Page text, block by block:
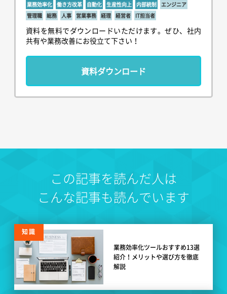
業務効率化 働き方改革 自動化 生産性向上 内部統制 エンジニア
管理職 総務 人事 営業事務 経理 経営者 IT担当者
資料を無料でダウンロードいただけます。ぜひ、社内
共有や業務改善にお役立て下さい！
資料ダウンロード
この記事を読んだ人は
こんな記事も読んでいます
知識
業務効率化ツールおすすめ13選
紹介！メリットや選び方を徹底
解説